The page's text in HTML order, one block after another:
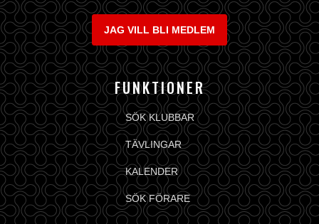
JAG VILL BLI MEDLEM
FUNKTIONER
SÖK KLUBBAR
TÄVLINGAR
KALENDER
SÖK FÖRARE